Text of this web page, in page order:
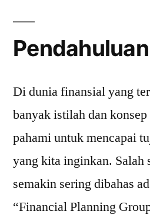
Pendahuluan
Di dunia finansial yang
banyak istilah dan
pahami untuk mencapai
yang kita inginkan. Salah
semakin sering dibahas
“Financial Planning